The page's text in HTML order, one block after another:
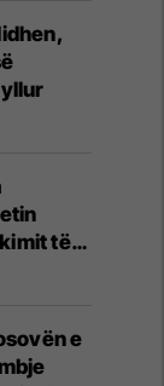
të
e